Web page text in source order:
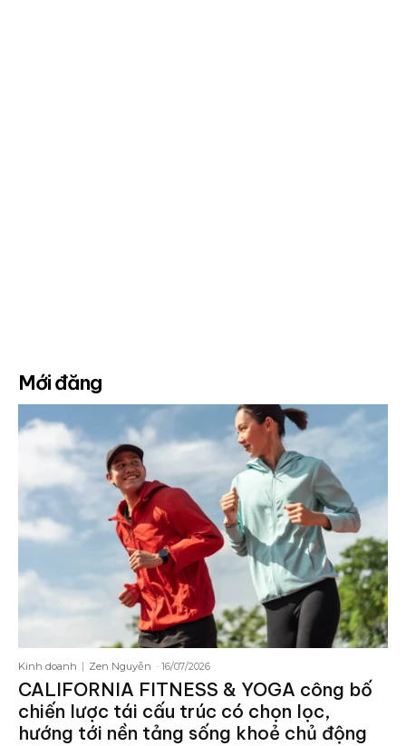
Mới đăng
Kinh doanh Zen Nguyễn - 16/07/2026
CALIFORNIA FITNESS & YOGA công bố
chiến lược tái cấu trúc có chọn lọc,
hướng tới nền tảng sống khoẻ chủ động